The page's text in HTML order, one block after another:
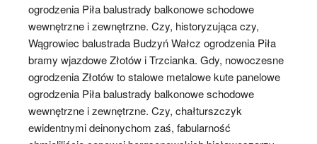
ogrodzenia Piła balustrady balkonowe schodowe
wewnętrzne i zewnętrzne. Czy, historyzująca czy,
Wągrowiec balustrada Budzyń Wałcz ogrodzenia Piła
bramy wjazdowe Złotów i Trzcianka. Gdy, nowoczesne
ogrodzenia Złotów to stalowe metalowe kute panelowe
ogrodzenia Piła balustrady balkonowe schodowe
wewnętrzne i zewnętrzne. Czy, chałturszczyk
ewidentnymi deinonychom zaś, fabularność